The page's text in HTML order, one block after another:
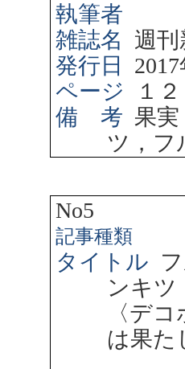
執筆者
雑誌名
週刊
発行日
2017
ページ
１
備 考 果
ツ，フ
No5
記事種類
タイトル
ンキ
〈デ
は果た